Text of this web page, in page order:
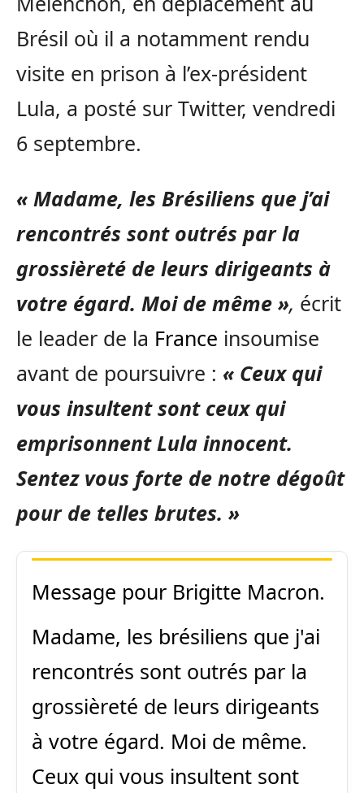
Brésil où il a notamment rendu
visite en prison à l’ex-président
Lula, a posté sur Twitter, vendredi
6 septembre.
« Madame, les Brésiliens que j’ai
rencontrés sont outrés par la
grossièreté de leurs dirigeants à
votre égard. Moi de même », écrit
le leader de la France insoumise
avant de poursuivre : « Ceux qui
vous insultent sont ceux qui
emprisonnent Lula innocent.
Sentez vous forte de notre dégoût
pour de telles brutes. »
Message pour Brigitte Macron.
Madame, les brésiliens que j'ai
rencontrés sont outrés par la
grossièreté de leurs dirigeants
à votre égard. Moi de même.
Ceux qui vous insultent sont